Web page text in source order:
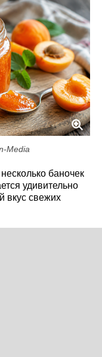
Media
баночек
удивительно
вкус свежих